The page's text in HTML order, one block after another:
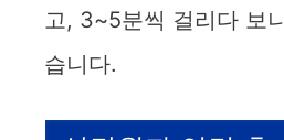
고, 3~5분씩 걸리다 보
습니다.